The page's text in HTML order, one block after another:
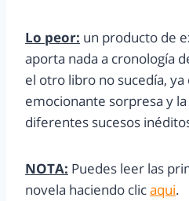
Lo peor: un producto de
aporta nada a cronología
el otro libro no sucedía, ya
emocionante sorpresa y
diferentes sucesos
NOTA: Puedes leer las
novela haciendo clicaqui.